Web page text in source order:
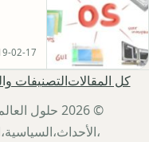
02-17
كل المقالاتالتصنيفات
© 2026